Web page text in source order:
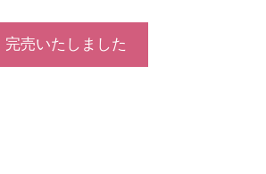
完売いたしました